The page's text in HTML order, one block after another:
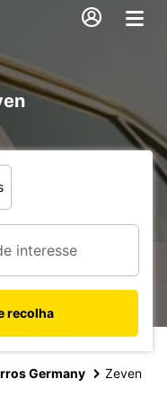
recolha
Germany Zeven